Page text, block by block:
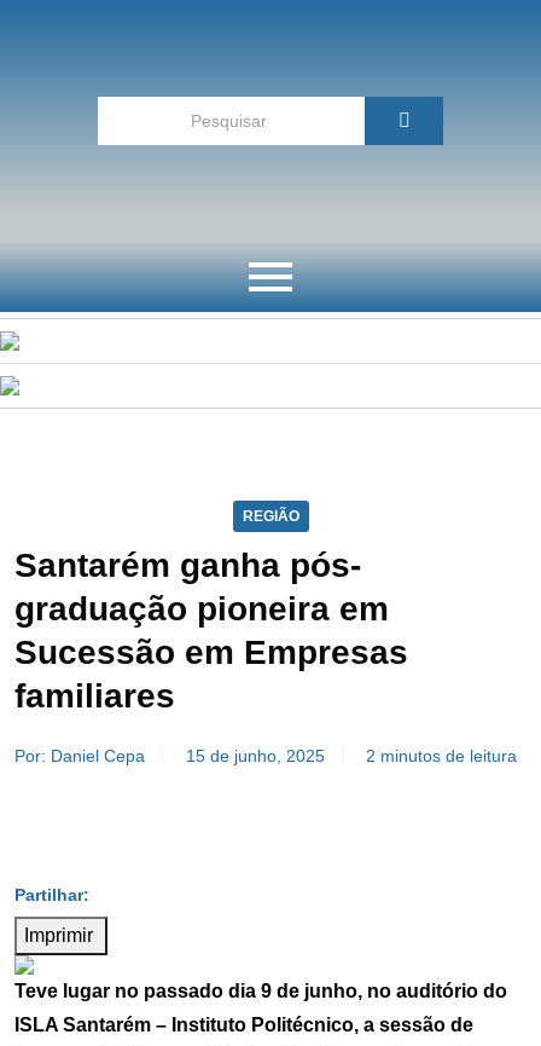
REGIÃO
Santarém ganha pós-
graduação pioneira em
Sucessão em Empresas
familiares
Por: Daniel Cepa 15 de junho, 2025 2 minutos de leitura
Imprimir
Teve lugar no passado dia 9 de junho, no auditório do
ISLA Santarém – Instituto Politécnico, a sessão de